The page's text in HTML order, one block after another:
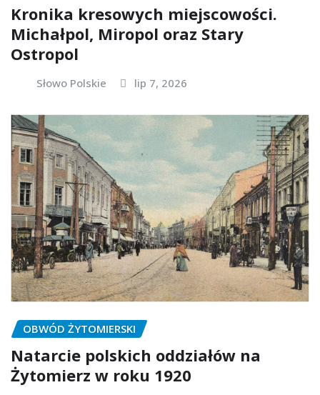
Kronika kresowych miejscowości.
Michałpol, Miropol oraz Stary
Ostropol
Słowo Polskie lip 7, 2026
OBWÓD ŻYTOMIERSKI
Natarcie polskich oddziałów na
Żytomierz w roku 1920